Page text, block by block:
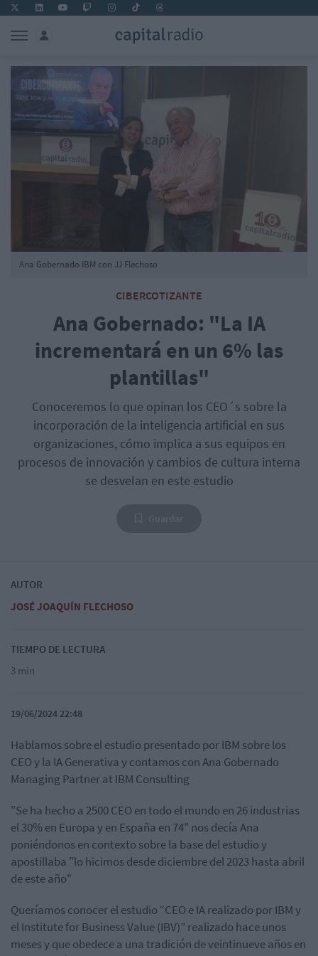
CIBERCOTIZANTE
Ana Gobernado: "La IA
incrementará en un 6% las
plantillas"
Conoceremos lo que opinan los CEO´s sobre la
incorporación de la inteligencia artificial en sus
organizaciones, cómo implica a sus equipos en
procesos de innovación y cambios de cultura interna
se desvelan en este estudio
Ana Gobernado IBM con JJ Flechoso
AUTOR
JOSÉ JOAQUÍN FLECHOSO
TIEMPO DE LECTURA
3 min
19/06/2024 22:48
Hablamos sobre el estudio presentado por IBM sobre los
CEO y la IA Generativa y contamos con Ana Gobernado
Managing Partner at IBM Consulting
"Se ha hecho a 2500 CEO en todo el mundo en 26 industrias
el 30% en Europa y en España en 74" nos decía Ana
poniéndonos en contexto sobre la base del estudio y
apostillaba "lo hicimos desde diciembre del 2023 hasta abril
de este año"
Queríamos conocer el estudio “CEO e IA realizado porIBM y
el Institute for Business Value (IBV)” realizado hace unos
meses y que obedece a una tradición de veintinueve años en